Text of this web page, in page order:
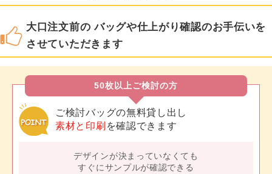
大口注文前の バッグや仕上がり確認のお手伝いを
させていただきます
50枚以上ご検討の方
ご検討バッグの無料貸し出し
素材と印刷 を確認できます
デザインが決まっていなくても
すぐにサンプルが確認できる